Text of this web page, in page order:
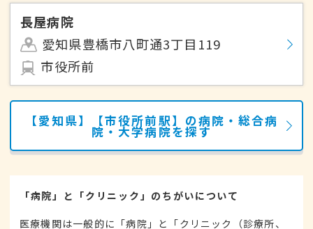
長屋病院
愛知県豊橋市八町通3丁目119
市役所前
【愛知県】【市役所前駅】の病院・総合病
院・大学病院を探す
「病院」と「クリニック」のちがいについて
医療機関は一般的に「病院」と「クリニック（診療所、